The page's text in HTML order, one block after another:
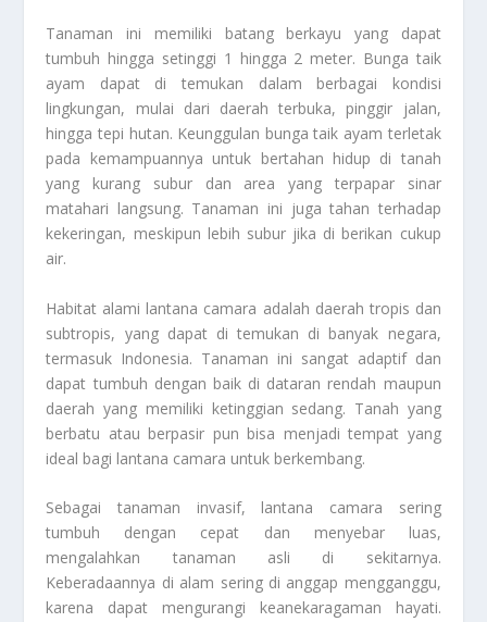
Tanaman ini memiliki batang berkayu yang dapat
tumbuh hingga setinggi 1 hingga 2 meter. Bunga taik
ayam dapat di temukan dalam berbagai kondisi
lingkungan, mulai dari daerah terbuka, pinggir jalan,
hingga tepi hutan. Keunggulan bunga taik ayam terletak
pada kemampuannya untuk bertahan hidup di tanah
yang kurang subur dan area yang terpapar sinar
matahari langsung. Tanaman ini juga tahan terhadap
kekeringan, meskipun lebih subur jika di berikan cukup
air.
Habitat alami lantana camara adalah daerah tropis dan
subtropis, yang dapat di temukan di banyak negara,
termasuk Indonesia. Tanaman ini sangat adaptif dan
dapat tumbuh dengan baik di dataran rendah maupun
daerah yang memiliki ketinggian sedang. Tanah yang
berbatu atau berpasir pun bisa menjadi tempat yang
ideal bagi lantana camara untuk berkembang.
Sebagai tanaman invasif, lantana camara sering
tumbuh dengan cepat dan menyebar luas,
mengalahkan tanaman asli di sekitarnya.
Keberadaannya di alam sering di anggap mengganggu,
karena dapat mengurangi keanekaragaman hayati.